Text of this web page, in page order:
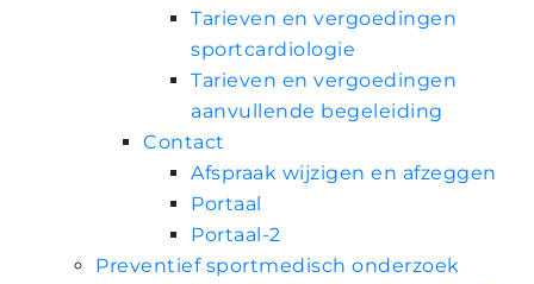
Tarieven en vergoedingen
sportcardiologie
Tarieven en vergoedingen
aanvullende begeleiding
Contact
Afspraak wijzigen en afzeggen
Portaal
Portaal-2
Preventief sportmedisch onderzoek